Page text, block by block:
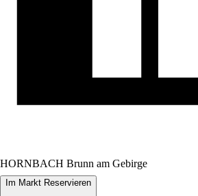
HORNBACH Brunn am Gebirge
Im Markt Reservieren